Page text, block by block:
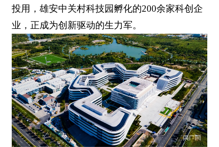
投用，雄安中关村科技园孵化的200余家科创企
业，正成为创新驱动的生力军。